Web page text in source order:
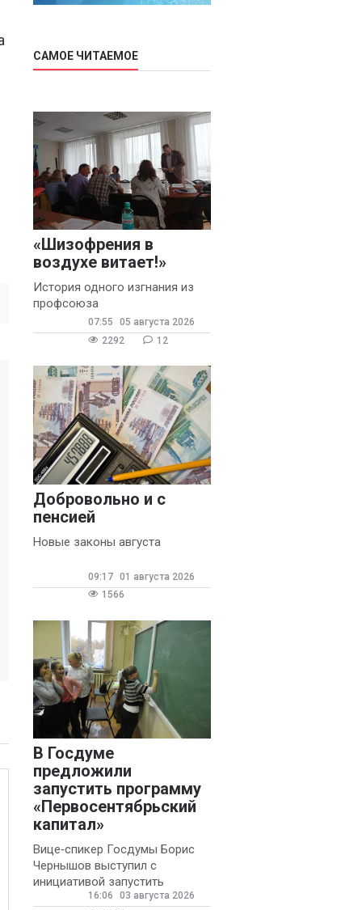
САМОЕ ЧИТАЕМОЕ
«Шизофрения в
воздухе витает!»
История одного изгнания из
профсоюза
07:55
05 августа 2026
2292
12
Добровольно и с
пенсией
Новые законы августа
09:17 01 августа 2026
1566
В Госдуме
предложили
запустить программу
«Первосентябрьский
капитал»
Вице‑спикер Госдумы Борис
Чернышов выступил с
инициативой запустить
ежегодную федеральную
16:06
03 августа 2026